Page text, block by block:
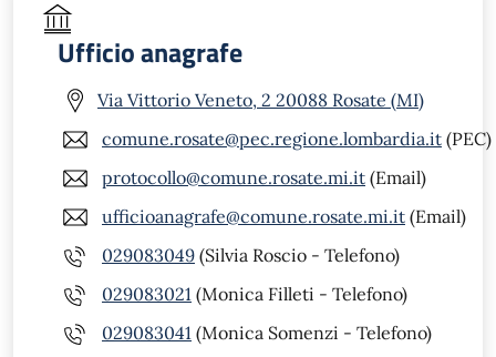
Ufficio anagrafe
Via Vittorio Veneto, 2 20088 Rosate (MI)
comune.rosate@pec.regione.lombardia.it (PEC)
protocollo@comune.rosate.mi.it (Email)
ufficioanagrafe@comune.rosate.mi.it (Email)
029083049 (Silvia Roscio - Telefono)
029083021 (Monica Filleti - Telefono)
029083041 (Monica Somenzi - Telefono)